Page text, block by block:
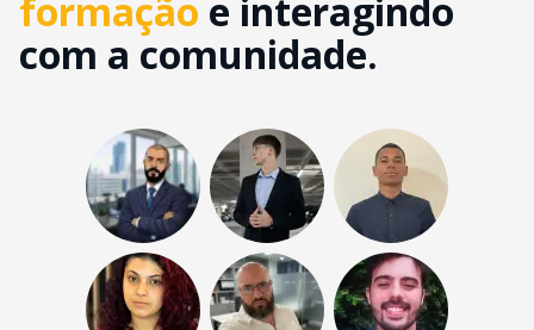
formação e interagindo
com a comunidade.